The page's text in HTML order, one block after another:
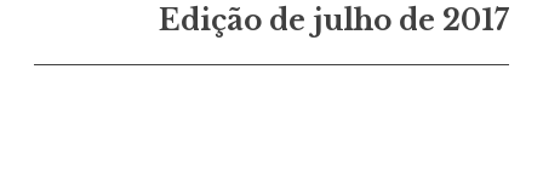
Edição de julho de 2017